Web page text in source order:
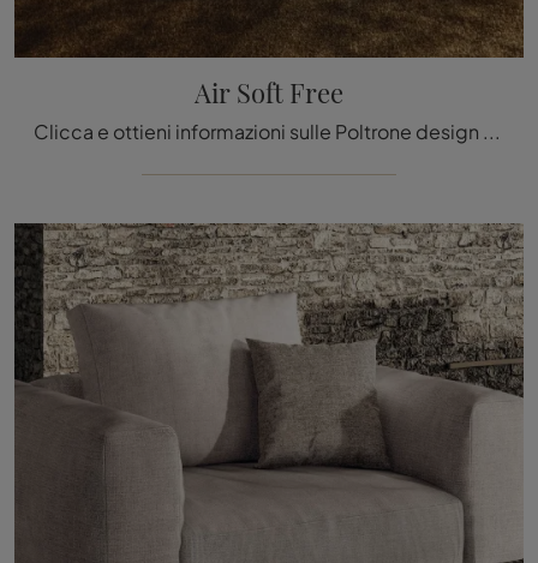
Air Soft Free
Clicca e ottieni informazioni sulle Poltrone design di Lago! Differenti modelli in tessuto, come Air Soft Free, ti attendono.